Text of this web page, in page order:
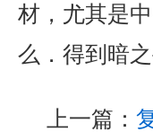
材，尤其是
么．得到暗
上一篇：